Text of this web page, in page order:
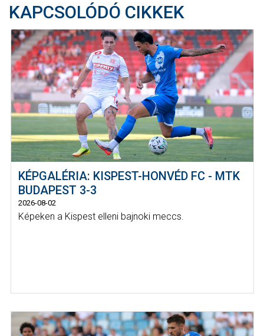
KAPCSOLÓDÓ CIKKEK
KÉPGALÉRIA: KISPEST-HONVÉD FC - MTK
BUDAPEST 3-3
2026-08-02
Képeken a Kispest elleni bajnoki meccs.